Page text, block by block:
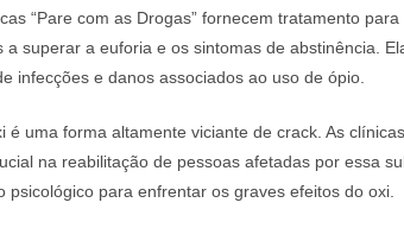
“Pare com as Drogas” fornecem tratamento
a superar a euforia e os sintomas de abstinência.
infecções e danos associados ao uso de ópio.
é uma forma altamente viciante de crack. As
na reabilitação de pessoas afetadas por essa
psicológico para enfrentar os graves efeitos do oxi.